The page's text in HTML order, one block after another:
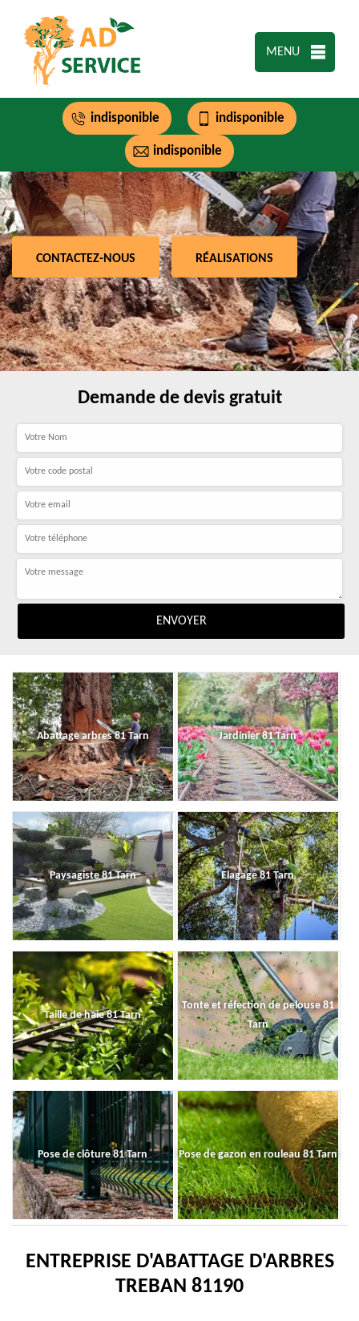
MENU
indisponible indisponible
indisponible
CONTACTEZ-NOUS RÉALISATIONS
Demande de devis gratuit
Abattage arbres 81 Tarn Jardinier 81 Tarn
Paysagiste 81 Tarn Elagage 81 Tarn
Taille de haie 81 Tarn
Tonte et réfection de pelouse 81
Tarn
Pose de clôture 81 Tarn Pose de gazon en rouleau 81 Tarn
ENTREPRISE D'ABATTAGE D'ARBRES
TREBAN 81190